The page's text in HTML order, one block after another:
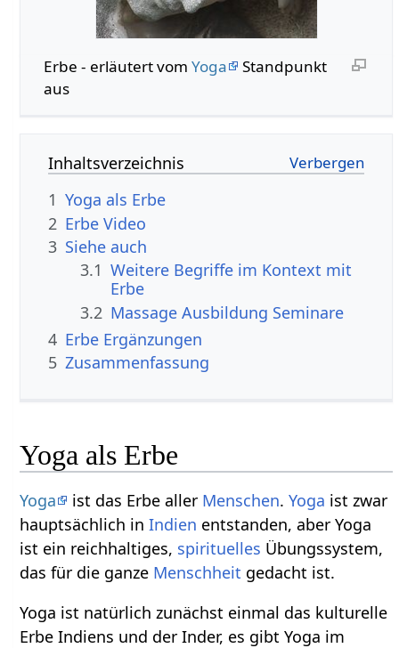
Erbe‏‎ - erläutert vom Yoga
Standpunkt
aus
Inhaltsverzeichnis
1 Yoga als Erbe
2
Erbe‏‎ Video
3 Siehe auch
3.1 Weitere Begriffe im Kontext mit
3.2 Massage Ausbildung Seminare
4
Erbe‏‎ Ergänzungen
5 Zusammenfassung
Yoga als Erbe
Yoga ist das Erbe aller Menschen.Yoga ist zwar
hauptsächlich inIndien entstanden, aber Yoga
ist ein reichhaltiges, spirituelles Übungssystem,
das für die ganze Menschheit gedacht ist.
Yoga ist natürlich zunächst einmal das kulturelle
Erbe Indiens und der Inder, es gibt Yoga im